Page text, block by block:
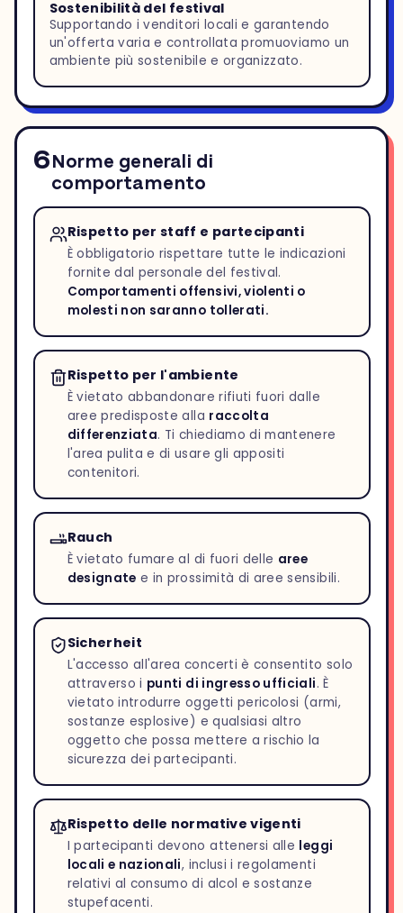
Sostenibilità del festival
Supportando i venditori locali e garantendo
un'offerta varia e controllata promuoviamo un
ambiente più sostenibile e organizzato.
6Norme generali di
comportamento
Rispetto per staff e partecipanti
È obbligatorio rispettare tutte le indicazioni
fornite dal personale del festival.
Comportamenti offensivi, violenti o
molesti non saranno tollerati.
Rispetto per l'ambiente
È vietato abbandonare rifiuti fuori dalle
aree predisposte alla raccolta
differenziata. Ti chiediamo di mantenere
l'area pulita e di usare gli appositi
contenitori.
Rauch
È vietato fumare al di fuori delle aree
designate e in prossimità di aree sensibili.
Sicherheit
L'accesso all'area concerti è consentito solo
attraverso i punti di ingresso ufficiali. È
vietato introdurre oggetti pericolosi (armi,
sostanze esplosive) e qualsiasi altro
oggetto che possa mettere a rischio la
sicurezza dei partecipanti.
Rispetto delle normative vigenti
I partecipanti devono attenersi alle leggi
locali e nazionali, inclusi i regolamenti
relativi al consumo di alcol e sostanze
stupefacenti.